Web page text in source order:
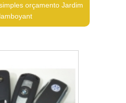
orçamento Jardim